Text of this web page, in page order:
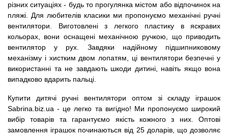
різних ситуаціях - будь то прогулянка містом або відпочинок на
пляжі. Для любителів класики ми пропонуємо механічні ручні
вентилятори. Виготовлені з легкого пластику в яскравих
кольорах, вони оснащені механічною ручкою, що приводить
вентилятор у рух. Завдяки надійному підшипниковому
механізму і хистким двом лопатям, ці вентилятори безпечні у
використанні та не завдають шкоди дитині, навіть якщо вона
випадково вдарить пальці.
Купити дитячі ручні вентилятори оптом зі складу іграшок
Sabrina.biz.ua - це легко та вигідно! Ми пропонуємо широкий
вибір товарів та гарантуємо якість кожного з них. Оптові
замовлення іграшок починаються від 25 доларів, що дозволяє